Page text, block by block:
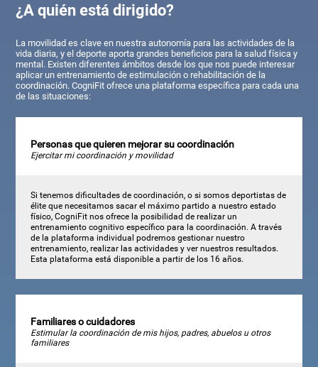
¿A quién está dirigido?
La movilidad es clave en nuestra autonomía para las actividades de la
vida diaria, y el deporte aporta grandes beneficios para la salud física y
mental. Existen diferentes ámbitos desde los que nos puede interesar
aplicar un entrenamiento de estimulación o rehabilitación de la
coordinación. CogniFit ofrece una plataforma específica para cada una
de las situaciones:
Personas que quieren mejorar su coordinación
Ejercitar mi coordinación y movilidad
Si tenemos dificultades de coordinación, o si somos deportistas de
élite que necesitamos sacar el máximo partido a nuestro estado
físico, CogniFit nos ofrece la posibilidad de realizar un
entrenamiento cognitivo específico para la coordinación. A través
de la plataforma individual podremos gestionar nuestro
entrenamiento, realizar las actividades y ver nuestros resultados.
Esta plataforma está disponible a partir de los 16 años.
Familiares o cuidadores
Estimular la coordinación de mis hijos, padres, abuelos u otros
familiares